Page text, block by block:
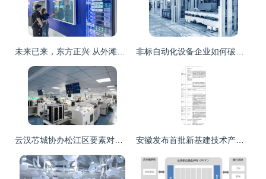
未来已来，东方正兴 从外滩大会洞察全球金融科技新格局中的技术驱动力 非标自动化设备企业如何破解项目管理与技术服务的双难题
云汉芯城协办松江区要素对接会，技术服务助力电子制造数字化转型与融合发展 安徽发布首批新基建技术产品服务目录，48个项目聚焦医疗健康技术